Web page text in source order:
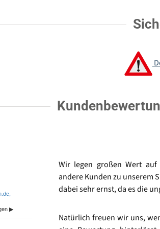
Wir legen großen Wert
andere Kunden zu unserem
dabei sehr ernst, da es die
Natürlich freuen wir uns,